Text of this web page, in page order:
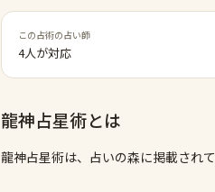
この占術の占い師
4人が対応
龍神占星術とは
龍神占星術は、占いの森に掲載され